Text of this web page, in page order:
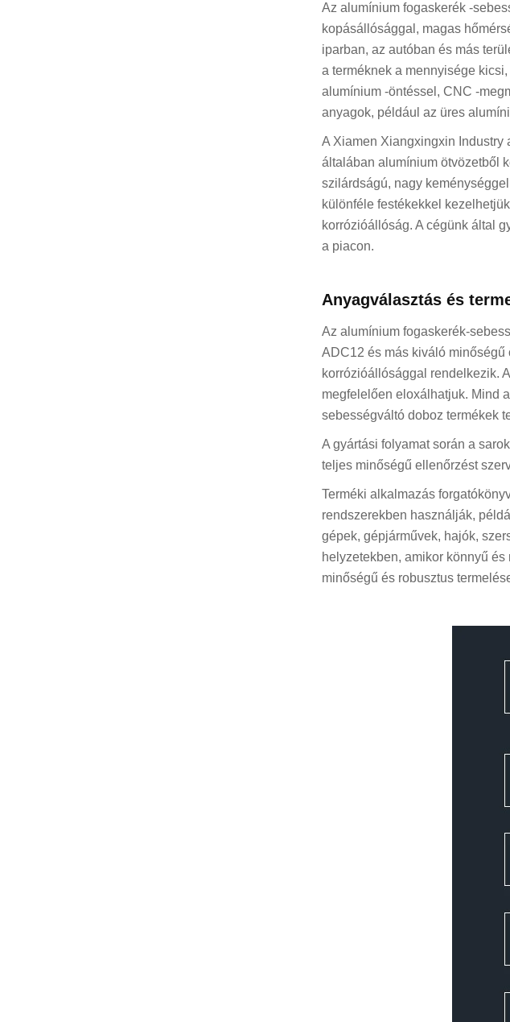
Az alumínium fogaskerék -
kopásállósággal, magas
iparban, az autóban és más
a terméknek a mennyisége
alumínium -öntéssel, CNC -
anyagok, például az üres
A Xiamen Xiangxingxin Industry
általában alumínium ötvözetből
szilárdságú, nagy
különféle festékekkel
korrózióállóság. A cégünk által
a piacon.
Anyagválasztás és
Az alumínium fogaskerék-
ADC12 és más kiváló
korrózióállósággal rendelkezik.
megfelelően eloxálhatjuk. Mind
sebességváltó doboz termékek
A gyártási folyamat során a
teljes minőségű ellenőrzést
Terméki alkalmazás
rendszerekben használják,
gépek, gépjárművek, hajók,
helyzetekben, amikor könnyű
minőségű és robusztus